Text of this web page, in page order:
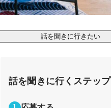
話を聞きに行きたい
話を聞きに行くステップ